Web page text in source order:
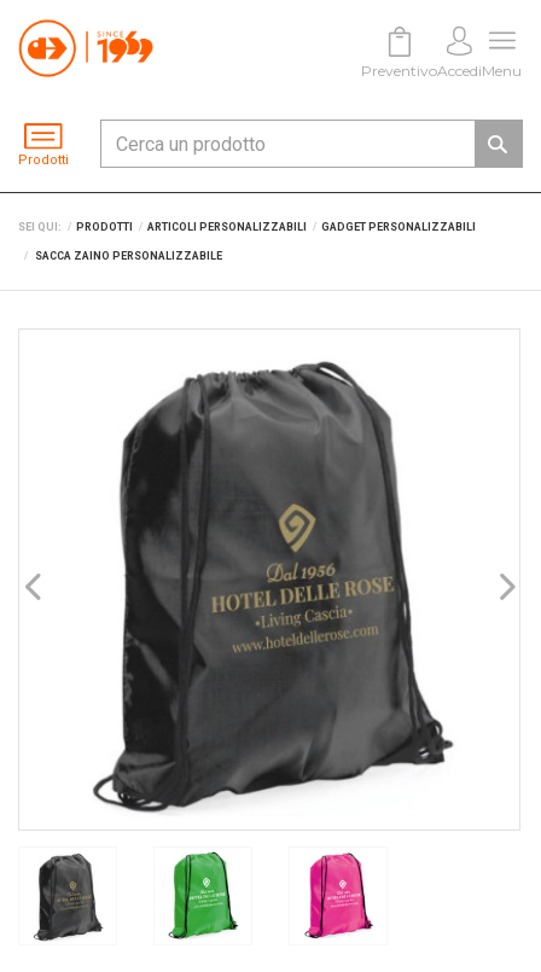
Prodotti
PreventivoAccediMenu
SEI QUI: PRODOTTI ARTICOLI PERSONALIZZABILI GADGET PERSONALIZZABILI
SACCA ZAINO PERSONALIZZABILE